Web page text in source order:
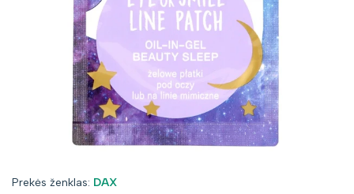
Prekės ženklas: Prekės
DAX